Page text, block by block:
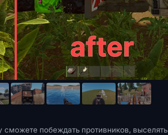
побеждать противников, выселять